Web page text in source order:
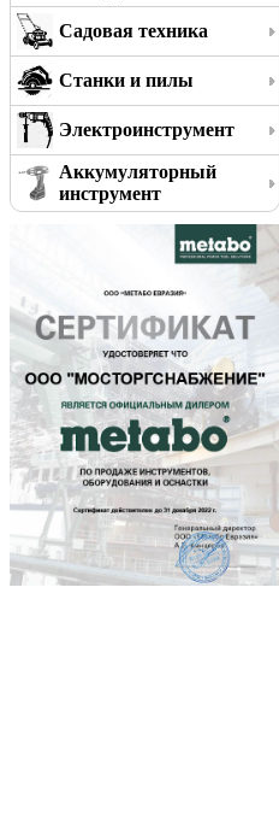
Садовая техника
Станки и пилы
Электроинструмент
Аккумуляторный
инструмент